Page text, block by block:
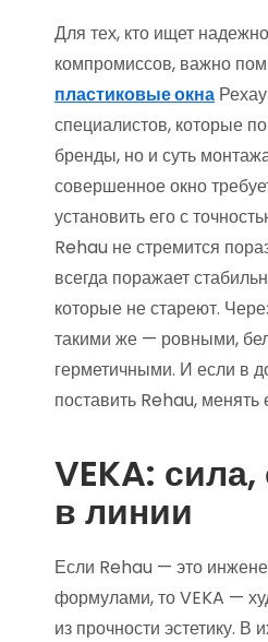
Для тех, кто ищет
компромиссов, важно
пластиковые окна
специалистов, которые
бренды, но и суть
совершенное окно
установить его с
Rehau не стремится
всегда поражает
которые не стареют.
такими же — ровными,
герметичными. И если в
поставить Rehau, менять
VEKA:
в линии
Если Rehau — это
формулами, то VEKA —
из прочности эстетику. В